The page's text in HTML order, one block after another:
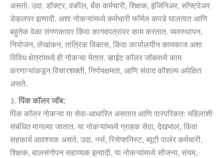
असतो. उदा. डॉक्टर, वकील, बँक कर्मचारी, शिक्षक, इंजिनिअर, सॉफ्टवेअर
डेव्हलपर इत्यादी. अशा नोकऱ्यांमध्ये कर्मचारी फॉर्मल कपडे घालतात आणि
बहुतेक वेळा संगणकावर किंवा कागदपत्रांवर काम करतात. व्यवस्थापन,
नियोजन, लेखांकन, तांत्रिक विकास, किंवा कार्यालयीन कामकाज अशा
विविध क्षेत्रांमध्ये ही नोकऱ्या येतात. व्हाईट कॉलर जॉबमध्ये काम
करणाऱ्यांकडून विचारशक्ती, निर्णयक्षमता, आणि संवाद कौशल्य अपेक्षित
असते.
३. पिंक कॉलर जॉब:
पिंक कॉलर नोकऱ्या या सेवा-आधारित असतात आणि पारंपरिकतः महिलांशी
संबंधित मानल्या जातात. या नोकऱ्यांमध्ये ग्राहक सेवा, देखभाल, किंवा
सहकार्य आवश्यक असते. उदा. नर्स, रिसेप्शनिस्ट, ब्यूटी पार्लर कर्मचारी,
शिक्षक, बालसंगोपन सहाय्यक इत्यादी. या नोकऱ्यांमध्ये सौजन्य, संयम,